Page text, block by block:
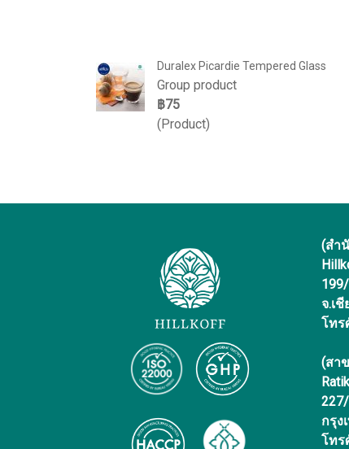
Duralex Picardie Tempered Glass
Group product
฿75
(Product)
(สำ
จ.เ
โทร
(สา
กรุง
โทร